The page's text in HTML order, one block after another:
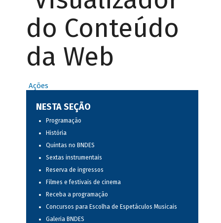
do Conteúdo
da Web
Ações
NESTA SEÇÃO
Programação
História
Quintas no BNDES
Sextas instrumentais
Reserva de ingressos
Filmes e festivais de cinema
Receba a programação
Concursos para Escolha de Espetáculos Musicais
Galeria BNDES